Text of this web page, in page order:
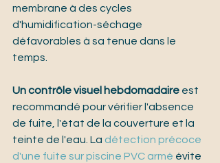
membrane à des cycles
d'humidification-séchage
défavorables à sa tenue dans le
temps.
Un contrôle visuel hebdomadaire est
recommandé pour vérifier l'absence
de fuite, l'état de la couverture et la
teinte de l'eau. La détection précoce
d'une fuite sur piscine PVC armé évite